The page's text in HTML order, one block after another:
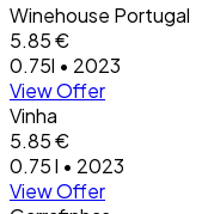
Winehouse Portugal
5.85 €
0.75l • 2023
View Offer
Vinha
5.85 €
0.75 l • 2023
View Offer